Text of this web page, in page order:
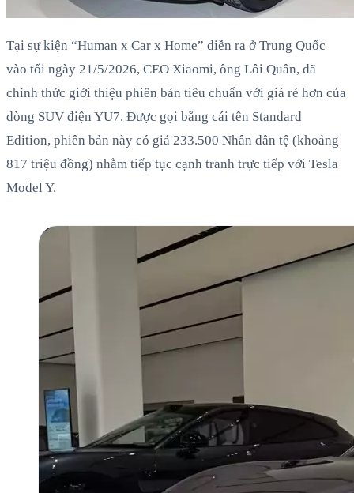
Tại sự kiện “Human x Car x Home” diễn ra ở Trung Quốc
vào tối ngày 21/5/2026, CEO Xiaomi, ông Lôi Quân, đã
chính thức giới thiệu phiên bản tiêu chuẩn với giá rẻ hơn của
dòng SUV điện YU7. Được gọi bằng cái tên Standard
Edition, phiên bản này có giá 233.500 Nhân dân tệ (khoảng
817 triệu đồng) nhằm tiếp tục cạnh tranh trực tiếp với Tesla
Model Y.